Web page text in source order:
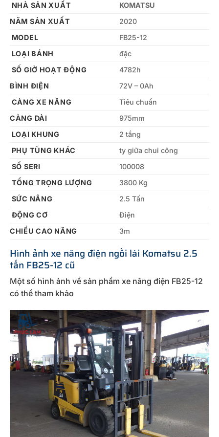
NHÀ SẢN XUẤT
KOMATSU
NĂM SẢN XUẤT
2020
MODEL
FB25-12
LOẠI BÁNH
đặc
SỐ GIỜ HOẠT ĐỘNG
4782h
BÌNH ĐIỆN
72V – 0Ah
CÀNG XE NÂNG
Tiêu chuẩn
CÀNG DÀI
975mm
LOẠI KHUNG
2 tầng
PHỤ TÙNG KHÁC
ty giữa chui công
SỐ SERI
100008
TỔNG TRỌNG LƯỢNG
3800 Kg
SỨC NÂNG
2.5 Tấn
ĐỘNG CƠ
Điện
CHIỀU CAO NÂNG
3m
Hình ảnh xe nâng điện ngồi lái Komatsu 2.5
tấn FB25-12 cũ
Một số hình ảnh về sản phẩm xe nâng điện FB25-12
có thể tham khảo